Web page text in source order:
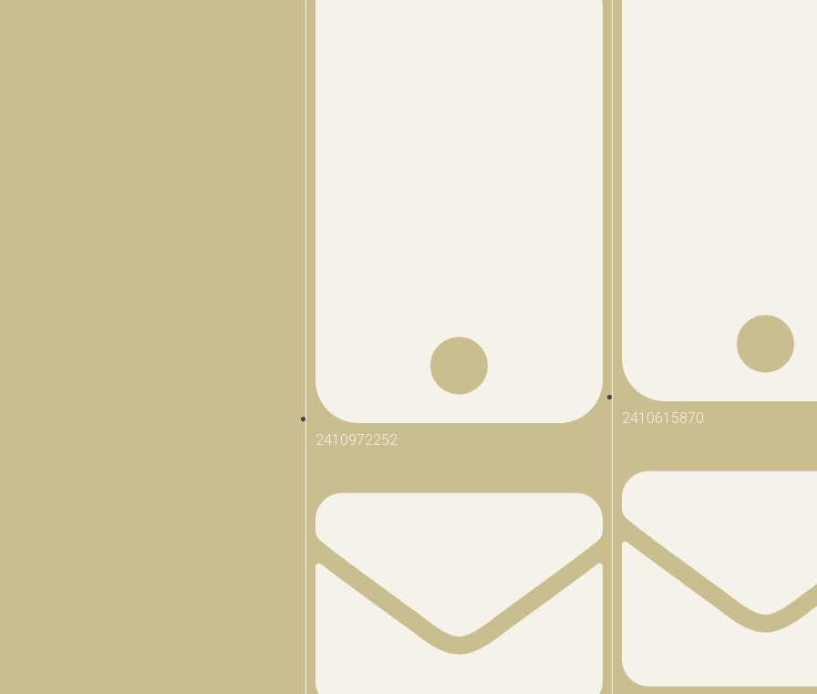
2410972252
2410615870